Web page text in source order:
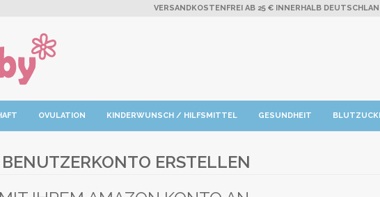
VERSANDKOSTENFREI AB 25 € INNERHALB
OVULATION KINDERWUNSCH / HILFSMITTEL GESUNDHEIT
ERSTELLEN